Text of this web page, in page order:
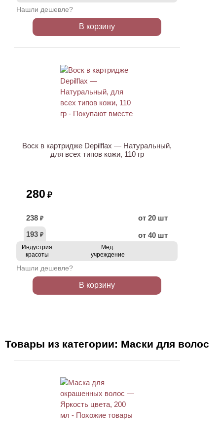
Нашли дешевле?
В корзину
Воск в картридже Depilflax — Натуральный,
для всех типов кожи, 110 гр
280 ₽
238 ₽
от 20 шт
193 ₽ от 40 шт
Индустрия
красоты
Мед.
учреждение
Нашли дешевле?
В корзину
Товары из категории: Маски для волос